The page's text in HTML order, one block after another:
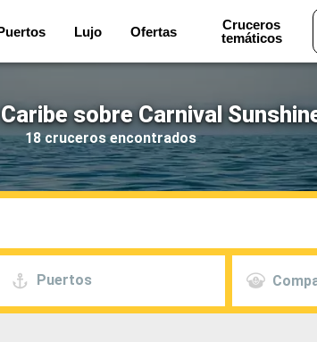
Lujo Ofertas
Cruceros
temáticos
sobre Carnival
18 cruceros encontrados
Puertos